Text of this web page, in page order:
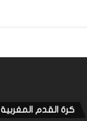
كرة القدم المغربية